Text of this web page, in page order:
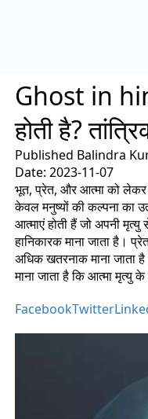
Ghost in
होती है?
Published Balindra
Date: 2023-11-07
भूत, प्रेत, और आत्मा को लेकर
केवल मनुष्यों की कल्पना का
आत्माएं होती हैं जो अपनी
हानिकारक माना जाता है।
अधिक खतरनाक माना जाता
माना जाता है कि आत्मा मृत्यु
FacebookTwitter